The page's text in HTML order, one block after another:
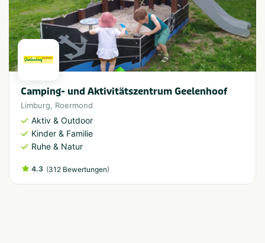
Camping- und Aktivitätszentrum Geelenhoof
Limburg, Roermond
Aktiv & Outdoor
Kinder & Familie
Ruhe & Natur
4.3 (312 Bewertungen)